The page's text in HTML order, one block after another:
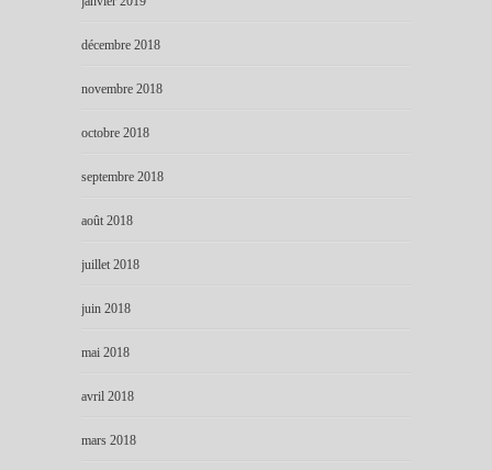
décembre 2018
novembre 2018
octobre 2018
septembre 2018
août 2018
juillet 2018
juin 2018
mai 2018
avril 2018
mars 2018